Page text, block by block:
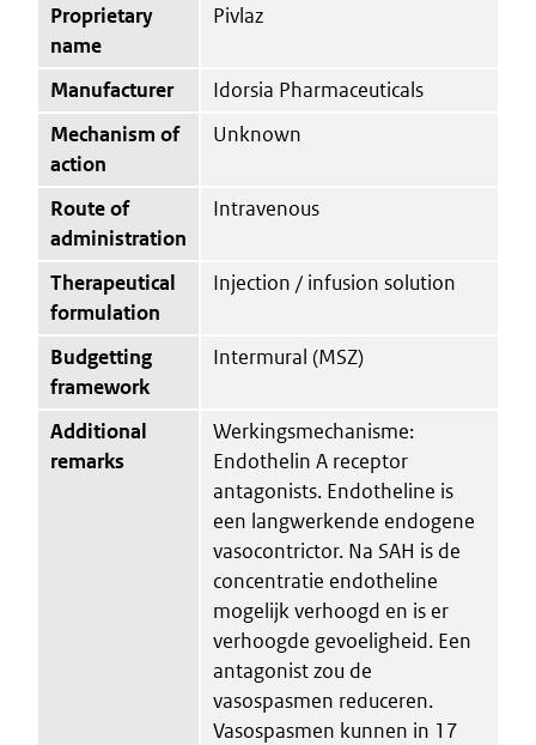
Proprietary
name
Pivlaz
Manufacturer
Idorsia Pharmaceuticals
Mechanism of
action
Unknown
Route of
administration
Intravenous
Therapeutical
formulation
Injection / infusion solution
Budgetting
framework
Intermural (MSZ)
Additional
remarks
Werkingsmechanisme:
Endothelin A receptor
antagonists. Endotheline is
een langwerkende endogene
vasocontrictor. Na SAH is de
concentratie endotheline
mogelijk verhoogd en is er
verhoogde gevoeligheid. Een
antagonist zou de
vasospasmen reduceren.
Vasospasmen kunnen in 17